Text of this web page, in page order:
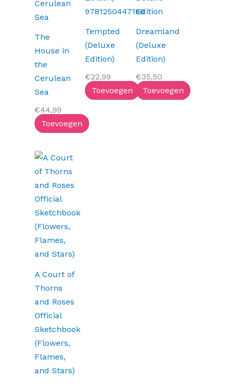
The
House in
the
Cerulean
Sea
€44,99
Toevoegen
Tempted
(Deluxe
Edition)
€22,99
Toevoegen
Dreamland
(Deluxe
Edition)
€35,50
Toevoegen
A Court of
Thorns
and Roses
Official
Sketchbook
(Flowers,
Flames,
and Stars)